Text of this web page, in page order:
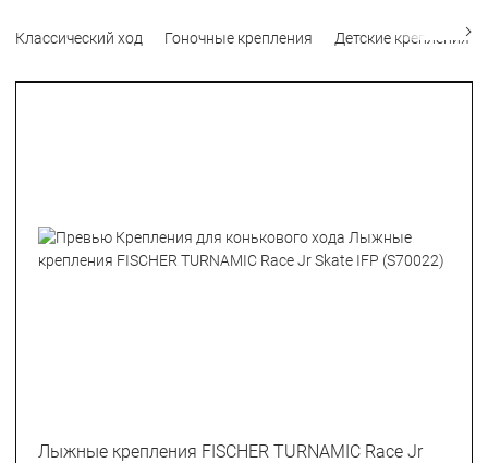
Классический ход Гоночные крепления Детские крепления
Лыжные крепления FISCHER TURNAMIC Race Jr